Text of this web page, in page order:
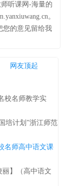
听课网-海量的
。
您的意见留给我
网友顶起
校名师教学实
培计划”浙江师范
名师高中语文课
丽】（高中语文